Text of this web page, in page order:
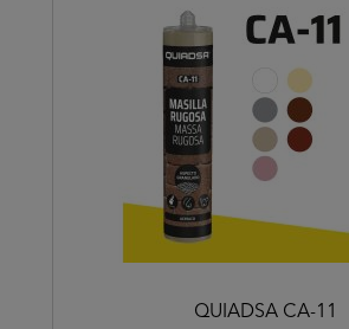
QUIADSA CA-11